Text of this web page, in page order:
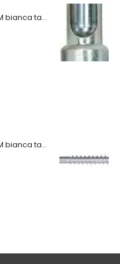
Tuta protettiva 3M bianca taglia XXL
Tuta protettiva 3M bianca taglia XL